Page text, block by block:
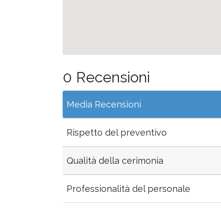
0 Recensioni
Media Recensioni
Rispetto del preventivo
Qualità della cerimonia
Professionalità del personale